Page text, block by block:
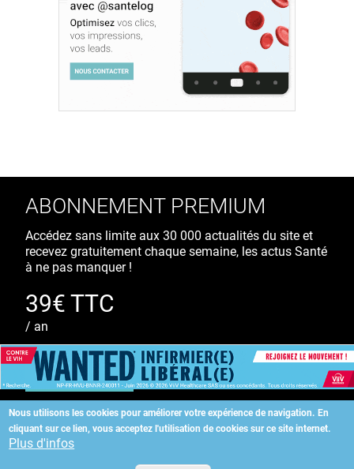
Nous utilisons les cookies pour améliorer votre expérience de navigation. En
cliquant sur ce lien, vous acceptez l'utilisation de cookies sur ce site internet.
Plus d'infos
ABONNEMENT PREMIUM
Accédez sans limite aux 30 000 actualités du site et
recevez gratuitement chaque semaine, les actus Santé
à ne pas manquer !
39€ TTC
/ an
S'ABONNER
Copyright©2026 ALLIEDHEALTH